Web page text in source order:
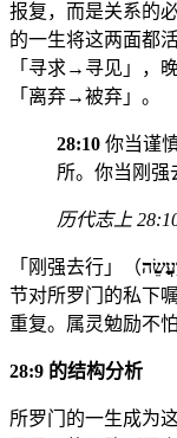
报复，而是关系的
的一生将这两面都
「寻求→寻见」，
「离弃→被弃」。
28:10 你当谨
所。你当刚强
历代志上
「刚强去行」（
节对所罗门的私下
重复。属灵勉励不
28:9 的结构分析
所罗门的一生成为